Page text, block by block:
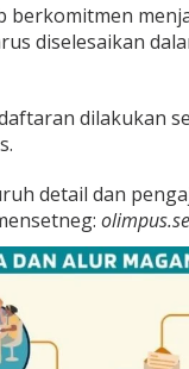
berkomitmen
diselesaikan
dilakukan
detail dan